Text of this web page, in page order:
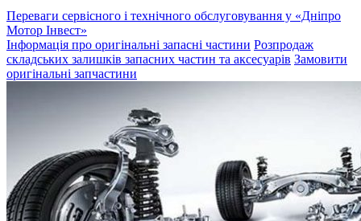
Переваги сервісного і технічного обслуговування у «Дніпро
Мотор Інвест»
Інформація про оригінальні запасні частини Розпродаж
складських залишків запасних частин та аксесуарів Замовити
оригінальні запчастини